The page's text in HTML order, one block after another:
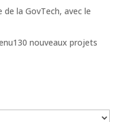
de la GovTech, avec le
nouveaux projets